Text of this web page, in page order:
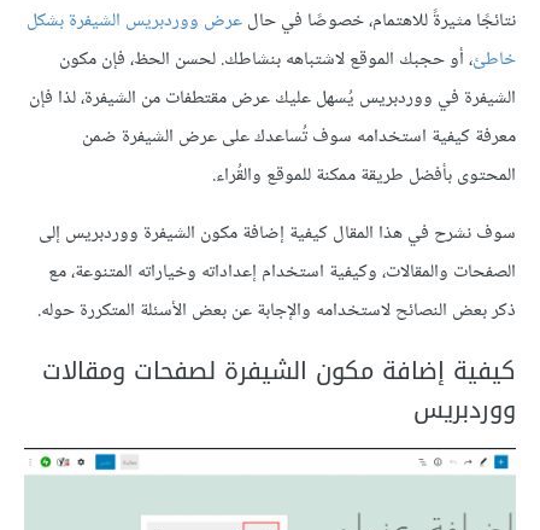
نتائجًا مثيرةً للاهتمام، خصوصًا في حالعرض ووردبريس الشيفرة بشكل
خاطئ، أو حجبك الموقع لاشتباهه بنشاطك. لحسن الحظ، فإن مكون
الشيفرة في ووردبريس يُسهل عليك عرض مقتطفات من الشيفرة، لذا فإن
معرفة كيفية استخدامه سوف تُساعدك على عرض الشيفرة ضمن
المحتوى بأفضل طريقة ممكنة للموقع والقُراء.
سوف نشرح في هذا المقال كيفية إضافة مكون الشيفرة ووردبريس إلى
الصفحات والمقالات، وكيفية استخدام إعداداته وخياراته المتنوعة، مع
ذكر بعض النصائح لاستخدامه والإجابة عن بعض الأسئلة المتكررة حوله.
كيفية إضافة مكون الشيفرة لصفحات ومقالات
ووردبريس